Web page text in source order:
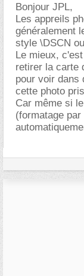
Bonjour JPL,
Les appreils
généralement
style \DSCN
Le mieux,
retirer la carte
pour voir dans
cette photo
Car même si
(formatage